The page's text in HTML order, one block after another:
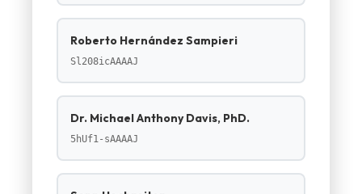
Roberto Hernández Sampieri
Sl208icAAAAJ
Dr. Michael Anthony Davis, PhD.
5hUf1-sAAAAJ